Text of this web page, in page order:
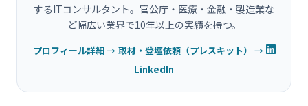
するITコンサルタント。官公庁・医療・金融・製造業な
ど幅広い業界で10年以上の実績を持つ。
プロフィール詳細 → 取材・登壇依頼（プレスキット） →
LinkedIn